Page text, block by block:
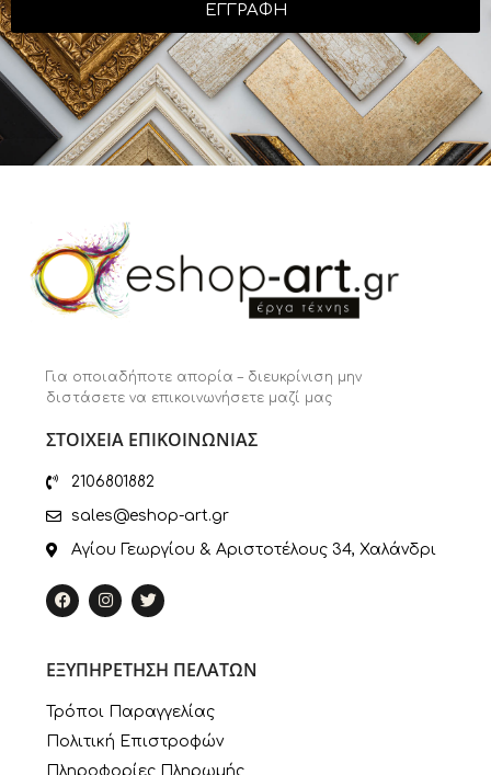
ΕΓΓΡΑΦΗ
Για οποιαδήποτε απορία – διευκρίνιση μην
διστάσετε να επικοινωνήσετε μαζί μας
ΣΤΟΙΧΕΙΑ ΕΠΙΚΟΙΝΩΝΙΑΣ
2106801882
sales@eshop-art.gr
Αγίου Γεωργίου & Αριστοτέλους 34, Χαλάνδρι
ΕΞΥΠΗΡΕΤΗΣΗ ΠΕΛΑΤΩΝ
Τρόποι Παραγγελίας
Πολιτική Επιστροφών
Πληροφορίες Πληρωμής